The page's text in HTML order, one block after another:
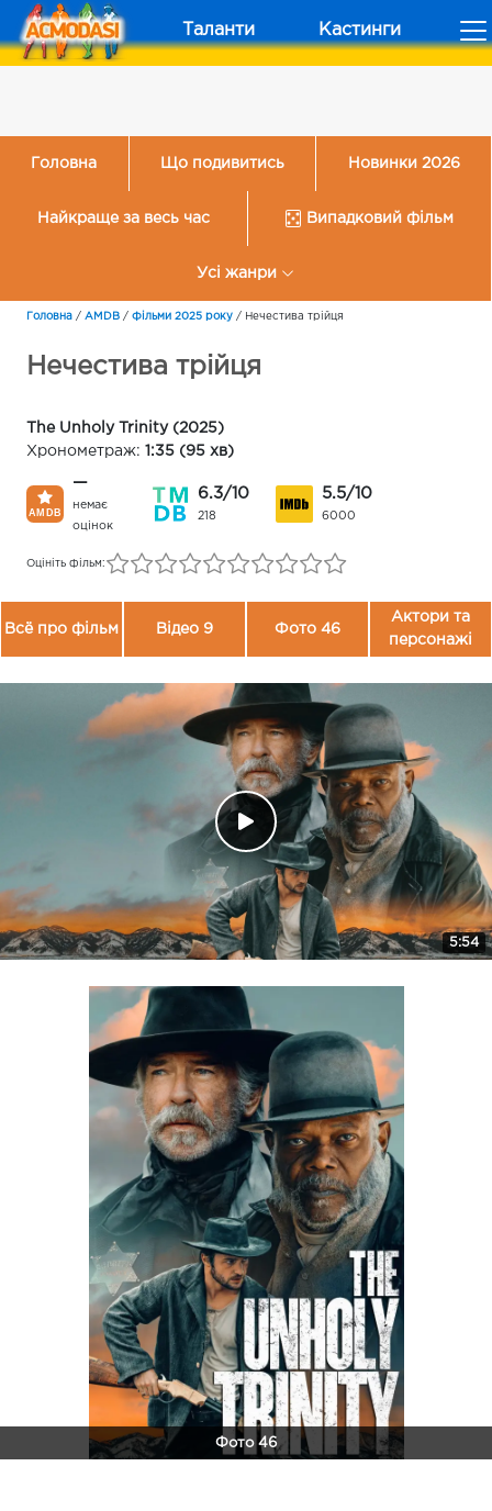
Таланти Кастинги
Головна Що подивитись Новинки 2026
Найкраще за весь час Випадковий фільм
Усі жанри
Головна / AMDB / Фільми 2025 року / Нечестива трійця
Нечестива трійця
The Unholy Trinity (2025)
Хронометраж: 1:35 (95 хв)
—
немає
оцінок
6.3/10
218
5.5/10
6000
Оцініть фільм:
Всё про фільм Відео 9 Фото 46
Актори та
персонажі
5:54
Фото 46